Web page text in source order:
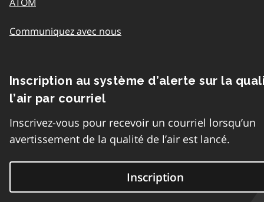
Communiquez avec nous
Inscription au système d’alerte sur la
l’air par courriel
Inscrivez-vous pour recevoir un courriel lorsqu’un
avertissement de la qualité de l’air est lancé.
Inscription